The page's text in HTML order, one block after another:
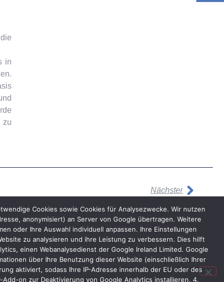
in
zu
Nächster
Cookies sowie Cookies für Analysezwecke. Wir nutzen
anonymisiert) an Server von Google übertragen. Weitere
oder Ihre Auswahl individuell anpassen. Ihre Einstellungen
zu analysieren und ihre Leistung zu verbessern. Dies hilft
einen Webanalysedienst der Google Ireland Limited. Google
über Ihre Benutzung dieser Website (einschließlich Ihrer
aktiviert, sodass Ihre IP-Adresse innerhalb der EU oder des
on zur Deaktivierung von Google Analytics installieren. 4.